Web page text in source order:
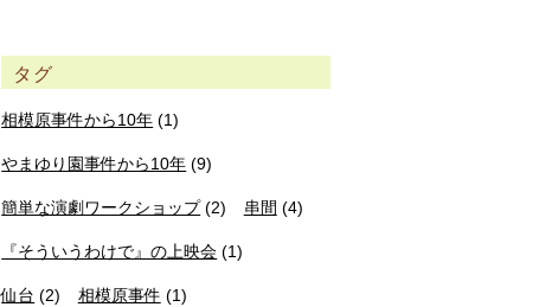
タグ
相模原事件から10年 (1)
やまゆり園事件から10年 (9)
簡単な演劇ワークショップ(2) 串間 (4)
『そういうわけで』の上映会 (1)
仙台 (2) 相模原事件 (1)